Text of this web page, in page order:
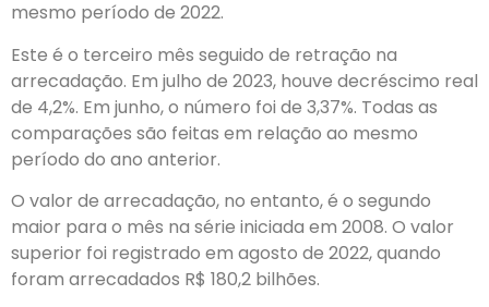
mesmo período de 2022.
Este é o terceiro mês seguido de retração na
arrecadação. Em julho de 2023, houve decréscimo real
de 4,2%. Em junho, o número foi de 3,37%. Todas as
comparações são feitas em relação ao mesmo
período do ano anterior.
O valor de arrecadação, no entanto, é o segundo
maior para o mês na série iniciada em 2008. O valor
superior foi registrado em agosto de 2022, quando
foram arrecadados R$ 180,2 bilhões.